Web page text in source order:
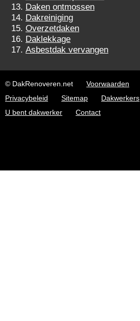
Daken ontmossen
Dakreiniging
Overzetdaken
Daklekkage
Asbestdak vervangen
© DakRenoveren.net Voorwaarden
Privacybeleid
Sitemap Dakwerkers
U bent dakwerker
Contact